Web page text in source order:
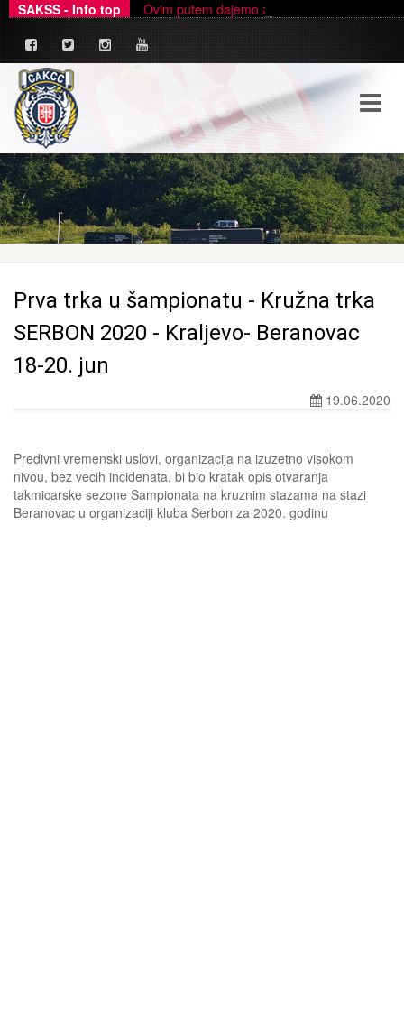
SAKSS - Info top Ovim putem dajemo zvanično pojašnjenje u
Prva trka u šampionatu - Kružna trka
SERBON 2020 - Kraljevo- Beranovac
18-20. jun
19.06.2020
Predivni vremenski uslovi, organizacija na izuzetno visokom
nivou, bez vecih incidenata, bi bio kratak opis otvaranja
takmicarske sezone Sampionata na kruznim stazama na stazi
Beranovac u organizaciji kluba Serbon za 2020. godinu